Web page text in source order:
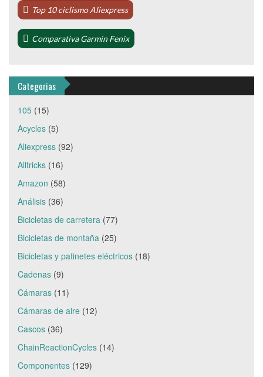
Top 10 ciclismo Aliexpress
Comparativa Garmin Fenix
Categorias
105 (15)
Acycles (5)
Aliexpress (92)
Alltricks (16)
Amazon (58)
Análisis (36)
Bicicletas de carretera (77)
Bicicletas de montaña (25)
Bicicletas y patinetes eléctricos (18)
Cadenas (9)
Cámaras (11)
Cámaras de aire (12)
Cascos (36)
ChainReactionCycles (14)
Componentes (129)